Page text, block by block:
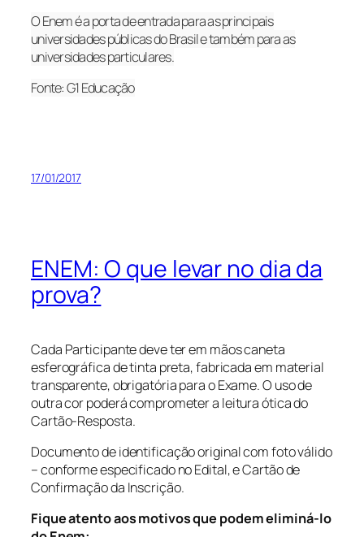
O Enem é a porta de entrada para as principais
universidades públicas do Brasil e também para as
universidades particulares.
Fonte: G1 Educação
17/01/2017
ENEM: O que levar no dia da
prova?
Cada Participante deve ter em mãos caneta
esferográfica de tinta preta, fabricada em material
transparente, obrigatória para o Exame. O uso de
outra cor poderá comprometer a leitura ótica do
Cartão-Resposta.
Documento de identificação original com foto válido
– conforme especificado no Edital, e Cartão de
Confirmação da Inscrição.
Fique atento aos motivos que podem eliminá-lo